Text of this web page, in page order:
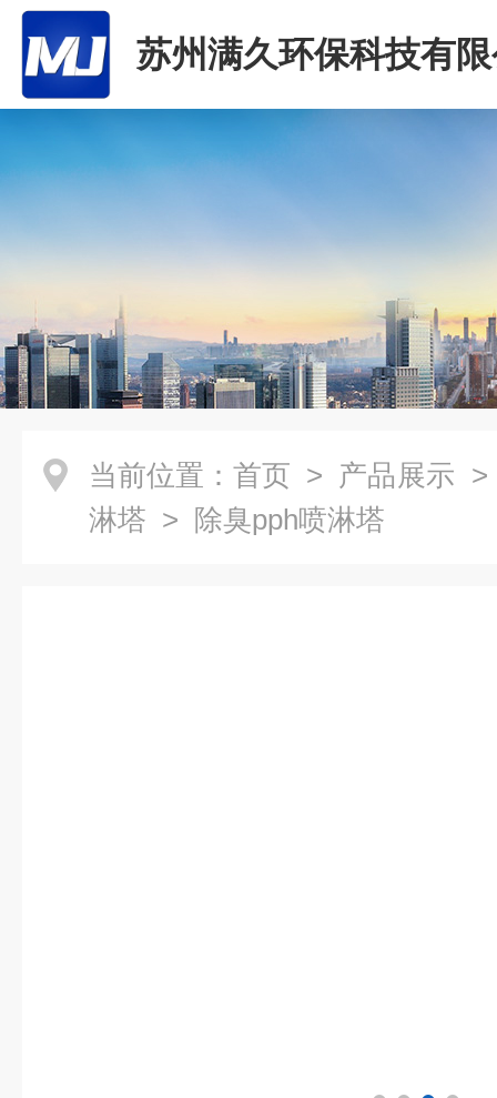
苏州满久环保科技有
当前位置： 首页 > 产品展示
淋塔 > 除臭pph喷淋塔